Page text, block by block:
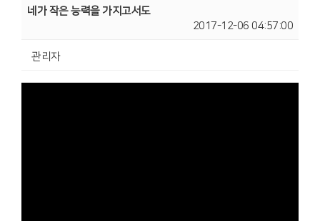
네가 작은 능력을 가지고서도
2017-12-06 04:57:00
관리자